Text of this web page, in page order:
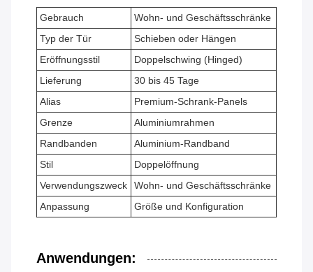
Gebrauch
Wohn- und Geschäftsschränke
Typ der Tür
Schieben oder Hängen
Eröffnungsstil
Doppelschwing (Hinged)
Lieferung
30 bis 45 Tage
Alias
Premium-Schrank-Panels
Grenze
Aluminiumrahmen
Randbanden
Aluminium-Randband
Stil
Doppelöffnung
Verwendungszweck
Wohn- und Geschäftsschränke
Anpassung
Größe und Konfiguration
Anwendungen: